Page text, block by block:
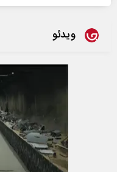
ویدئو